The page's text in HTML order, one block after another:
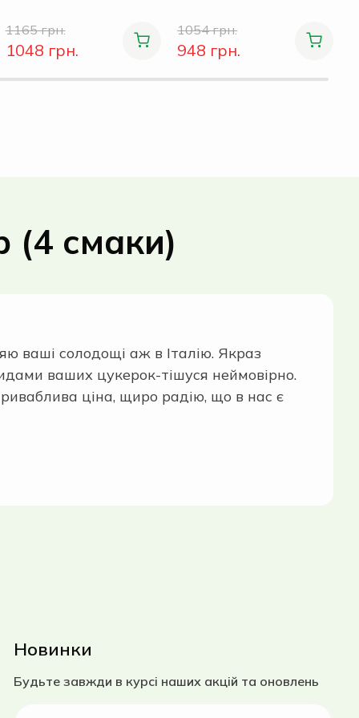
1165 грн.
1048 грн.
1054 грн.
948 грн.
(4 смаки)
ваші солодощі аж в Італію. Якраз
ваших цукерок-тішуся неймовірно.
ціна, щиро радію, що в нас є
Новинки
Будьте завжди в курсі наших акцій та оновлень